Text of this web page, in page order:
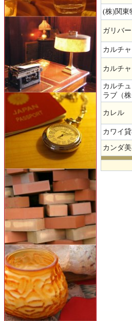
(株)関東
ガリバ
カルチ
カルチ
カルチ
ラブ（
カレル
カワイ
カンダ
.